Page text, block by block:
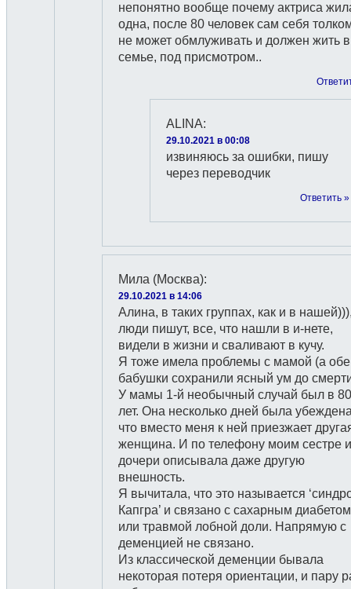
непонятно вообще почему актриса
одна, после 80 человек сам себя
не может обмлуживать и должен жить в
семье, под присмотром..
ALINA:
29.10.2021 в 00:08
извиняюсь за ошибки, пишу
через переводчик
Ответить »
Мила (Москва):
29.10.2021 в 14:06
Алина, в таких группах, как и в
люди пишут, все, что нашли в и-нете,
видели в жизни и сваливают в кучу.
Я тоже имела проблемы с мамой (а обе
бабушки сохранили ясный ум до
У мамы 1-й необычный случай был в 80
лет. Она несколько дней была
что вместо меня к ней приезжает
женщина. И по телефону моим сестре и
дочери описывала даже другую
внешность.
Я вычитала, что это называется
Капгра’ и связано с сахарным диабетом
или травмой лобной доли. Напрямую с
деменцией не связано.
Из классической деменции бывала
некоторая потеря ориентации, и пару